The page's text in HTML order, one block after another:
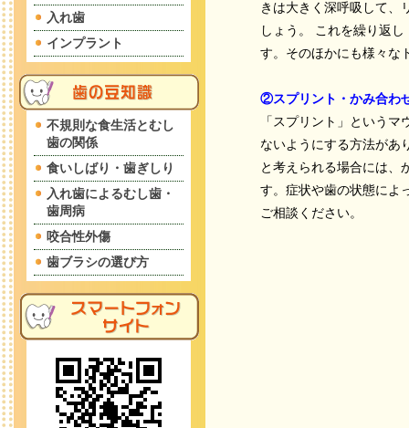
入れ歯
インプラント
不規則な食生活とむし
歯の関係
食いしばり・歯ぎしり
入れ歯によるむし歯・
歯周病
咬合性外傷
歯ブラシの選び方
きは大きく深呼吸して、
しょう。 これを繰り返
す。そのほかにも様々な
②スプリント・かみ合わ
「スプリント」という
ないようにする方法があ
と考えられる場合には、
す。症状や歯の状態によ
ご相談ください。